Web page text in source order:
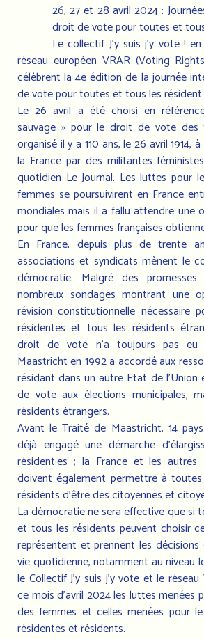
26, 27 et 28 avril 2024 :
droit de vote pour toutes et
Le collectif J’y suis j’y vote !
réseau européen VRAR (Voting
célèbrent la 4e édition de la journée
de vote pour toutes et tous les
Le 26 avril a été choisi en
sauvage » pour le droit de vote des
organisé il y a 110 ans, le 26 avril 1914,
la France par des militantes
quotidien Le Journal. Les luttes pour
femmes se poursuivirent en France
mondiales mais il a fallu attendre une
pour que les femmes françaises
En France, depuis plus de trente
associations et syndicats mènent le
démocratie. Malgré des
nombreux sondages montrant une
révision constitutionnelle nécessaire
résidentes et tous les résidents
droit de vote n’a toujours pas
Maastricht en 1992 a accordé aux
résidant dans un autre Etat de l’Union
de vote aux élections municipales,
résidents étrangers.
Avant le Traité de Maastricht, 14
déjà engagé une démarche
résident·es ; la France et les autres
doivent également permettre à
résidents d’être des citoyennes et
La démocratie ne sera effective que si
et tous les résidents peuvent choisir
représentent et prennent les
vie quotidienne, notamment au niveau
le Collectif J’y suis j’y vote et le
ce mois d’avril 2024 les luttes
des femmes et celles menées pour
résidentes et résidents.